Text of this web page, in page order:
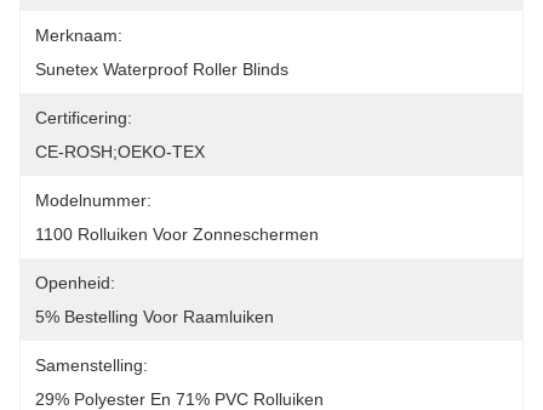
Merknaam:
Sunetex Waterproof Roller Blinds
Certificering:
CE-ROSH;OEKO-TEX
Modelnummer:
1100 Rolluiken Voor Zonneschermen
Openheid:
5% Bestelling Voor Raamluiken
Samenstelling:
29% Polyester En 71% PVC Rolluiken